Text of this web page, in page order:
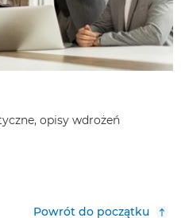
opisy wdrożeń
Powrót do początku